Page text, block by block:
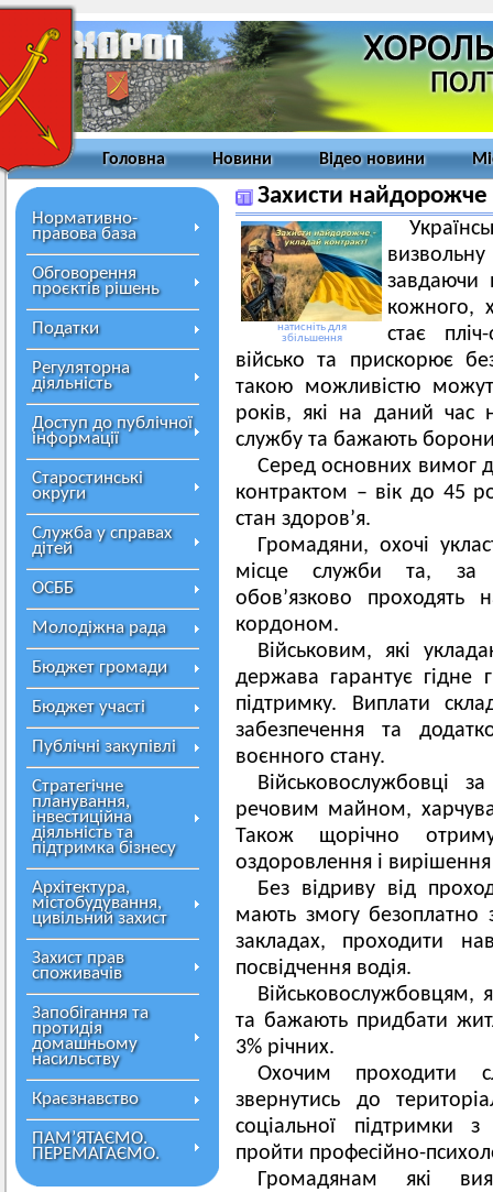
Головна Новини Відео новини
Нормативно-
правова база
Обговорення
проєктів рішень
Податки
Регуляторна
діяльність
Доступ до публічної
інформації
Старостинські
округи
Служба у справах
дітей
ОСББ
Молодіжна рада
Бюджет громади
Бюджет участі
Публічні закупівлі
Стратегічне
планування,
інвестиційна
діяльність та
підтримка бізнесу
Архітектура,
містобудування,
цивільний захист
Захист прав
споживачів
Запобігання та
протидія
домашньому
насильству
Краєзнавство
ПАМ’ЯТАЄМО.
ПЕРЕМАГАЄМО.
Захисти найдорожче
натисніть для
збільшення
завдаючи
кожного,
стає
військо та прискорює
такою можливістю
років, які на даний час
службу та бажають
Серед основних вимог
контрактом – вік до 45
стан здоров’я.
Громадяни, охочі
місце служби та, за
обов’язково проходять
кордоном.
Військовим, які
держава гарантує гідне
підтримку. Виплати
забезпечення та
воєнного стану.
Військовослужбовці
речовим майном,
Також щорічно
оздоровлення і
Без відриву від
мають змогу безоплатно
закладах, проходити
посвідчення водія.
Військовослужбовцям,
та бажають придбати
3% річних.
Охочим проходити
звернутись до
соціальної підтримки
пройти професійно-
Громадянам які